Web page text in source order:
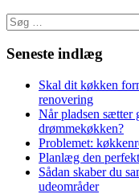
Søg
efter:
Seneste indlæg
Skal dit køkken
renovering
Når pladsen sætter
drømmekøkken?
Problemet:
Planlæg den
Sådan skaber du
udeområder